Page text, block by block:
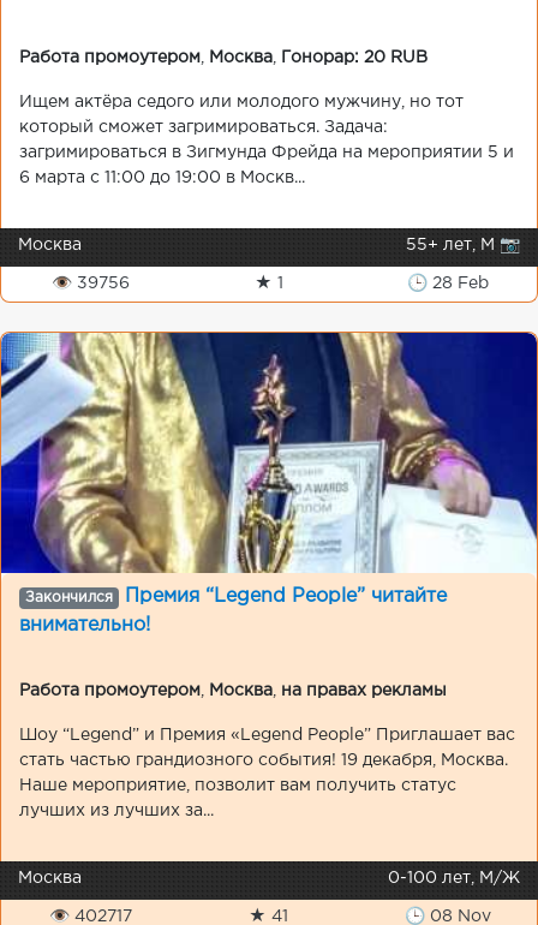
Работа промоутером Москва Гонорар: 20 RUB
Ищем актёра седого или молодого мужчину, но тот
который сможет загримироваться. Задача:
загримироваться в Зигмунда Фрейда на мероприятии 5 и
6 марта с 11:00 до 19:00 в Москв...
Москва 55+ лет, М 📷
👁 39756 ★ 1 🕒 28 Feb
Закончился
Премия “Legend People” читайте
внимательно!
Работа промоутером Москва на правах рекламы
Шоу “Legend” и Премия «Legend People” Приглашает вас
стать частью грандиозного события! 19 декабря, Москва.
Наше мероприятие, позволит вам получить статус
лучших из лучших за...
Москва 0-100 лет, М/Ж
👁 402717 ★ 41 🕒 08 Nov